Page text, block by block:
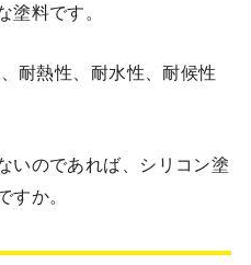
塗料です。
耐熱性、耐水性、耐候性
いのであれば、シリコン塗
すか。